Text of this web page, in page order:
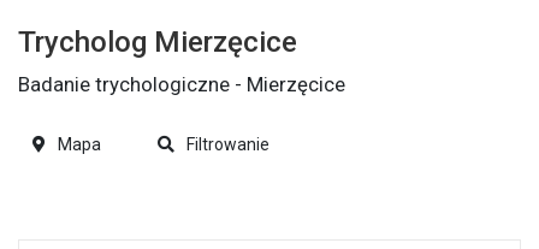
Trycholog Mierzęcice
Badanie trychologiczne - Mierzęcice
Mapa Filtrowanie